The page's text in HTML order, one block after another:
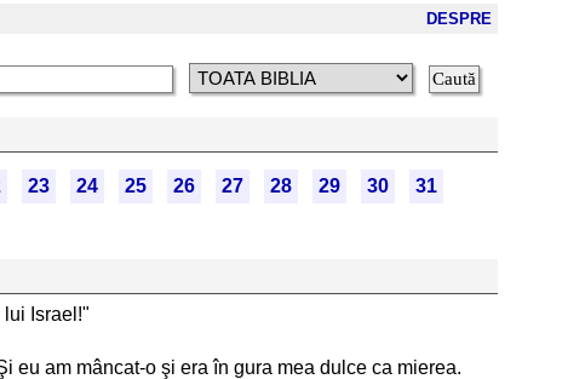
DESPRE
23 24 25 26 27 28 29 30 31
Israel!"
eu am mâncat-o şi era în gura mea dulce ca mierea.